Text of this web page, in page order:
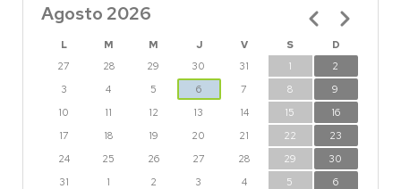
Agosto 2026
L M M J V S
D
27
28 29 30 31 1
2
3
4 5 6 7 8
9
10
11 12 13 14 15
16
17
18 19 20 21 22
23
24
25 26 27 28 29
30
31
1 2 3 4 5 6
Paginación